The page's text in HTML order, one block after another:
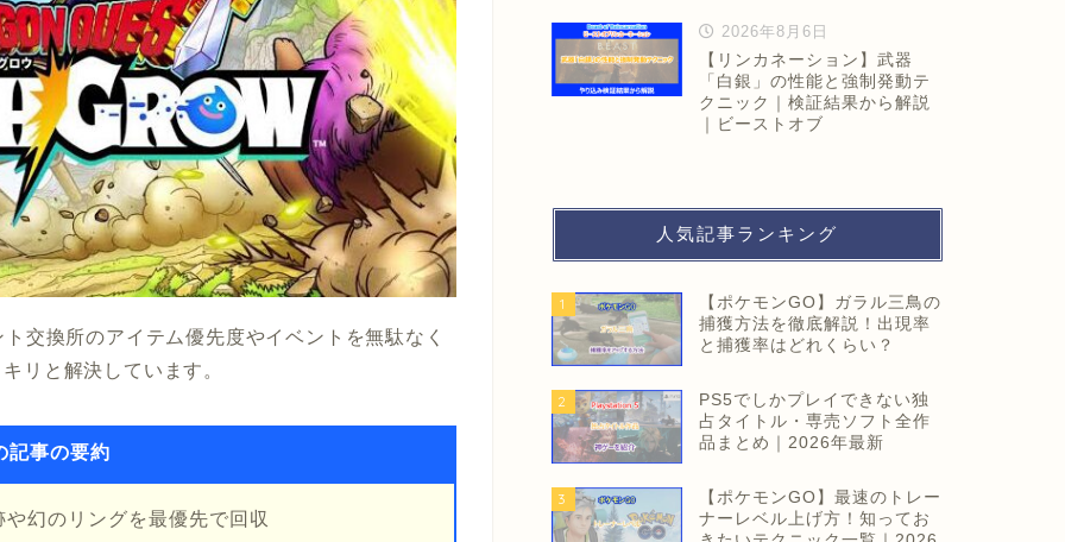
交換所のアイテム優先度やイベントを無駄なく
リと解決しています。
記事の要約
幻のリングを最優先で回収
2026年8月6日
【リンカネーション】武器
「白銀」の性能と強制発動テ
クニック｜検証結果から解説
｜ビーストオブ
人気記事ランキング
1
【ポケモンGO】ガラル三鳥の
捕獲方法を徹底解説！出現率
と捕獲率はどれくらい？
2
PS5でしかプレイできない独
占タイトル・専売ソフト全作
品まとめ｜2026年最新
3
【ポケモンGO】最速のトレー
ナーレベル上げ方！知ってお